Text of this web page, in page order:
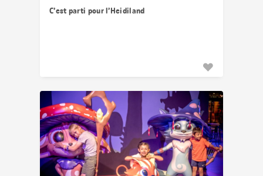
C’est parti pour l’Heidiland